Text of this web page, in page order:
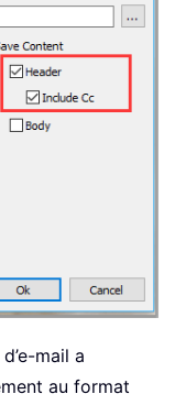
mail a
au format